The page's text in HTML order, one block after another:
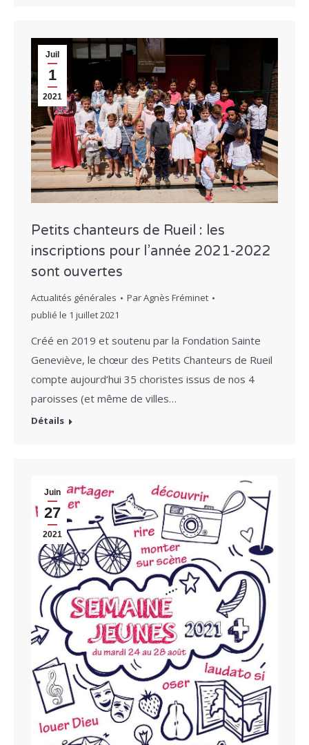
Juil
1
2021
Petits chanteurs de Rueil : les
inscriptions pour l’année 2021-2022
sont ouvertes
Actualités générales ParAgnès Fréminet
publié le 1 juillet 2021
Créé en 2019 et soutenu par la Fondation Sainte
Geneviève, le chœur des Petits Chanteurs de Rueil
compte aujourd’hui 35 choristes issus de nos 4
paroisses (et même de villes…
Détails
Juin
27
2021